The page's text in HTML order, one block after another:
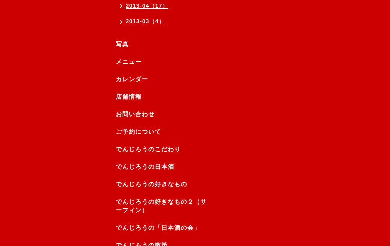
2013-04（17）
2013-03（4）
写真
メニュー
カレンダー
店舗情報
お問い合わせ
ご予約について
でんじろうのこだわり
でんじろうの日本酒
でんじろうの好きなもの
でんじろうの好きなもの２（サ
ーフィン）
でんじろうの「日本酒の会」